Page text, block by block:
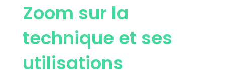
Zoom sur la
technique et ses
utilisations